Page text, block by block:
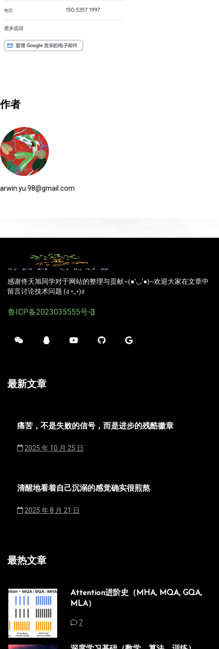
作者
arwin.yu.98@gmail.com
感谢佟天旭同学对于网站的整理与贡献~(●'◡'●)~欢迎大家在文章中
留言讨论技术问题 (ง •_•)ง
鲁ICP备2023035555号-3
最新文章
痛苦，不是失败的信号，而是进步的残酷徽章
2025 年 10 月 25 日
清醒地看着自己沉溺的感觉确实很煎熬
2025 年 8 月 21 日
最热文章
Attention进阶史（MHA, MQA, GQA,
MLA）
7